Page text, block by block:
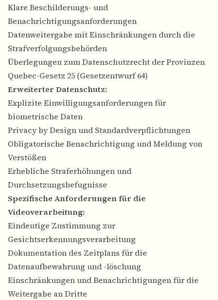
Klare Beschilderungs- und
Benachrichtigungsanforderungen
Datenweitergabe mit Einschränkungen durch die
Strafverfolgungsbehörden
Überlegungen zum Datenschutzrecht der Provinzen
Quebec-Gesetz 25 (Gesetzentwurf 64)
Erweiterter Datenschutz:
Explizite Einwilligungsanforderungen für
biometrische Daten
Privacy by Design und Standardverpflichtungen
Obligatorische Benachrichtigung und Meldung von
Verstößen
Erhebliche Straferhöhungen und
Durchsetzungsbefugnisse
Spezifische Anforderungen für die
Videoverarbeitung:
Eindeutige Zustimmung zur
Gesichtserkennungsverarbeitung
Dokumentation des Zeitplans für die
Datenaufbewahrung und -löschung
Einschränkungen und Benachrichtigungen für die
Weitergabe an Dritte